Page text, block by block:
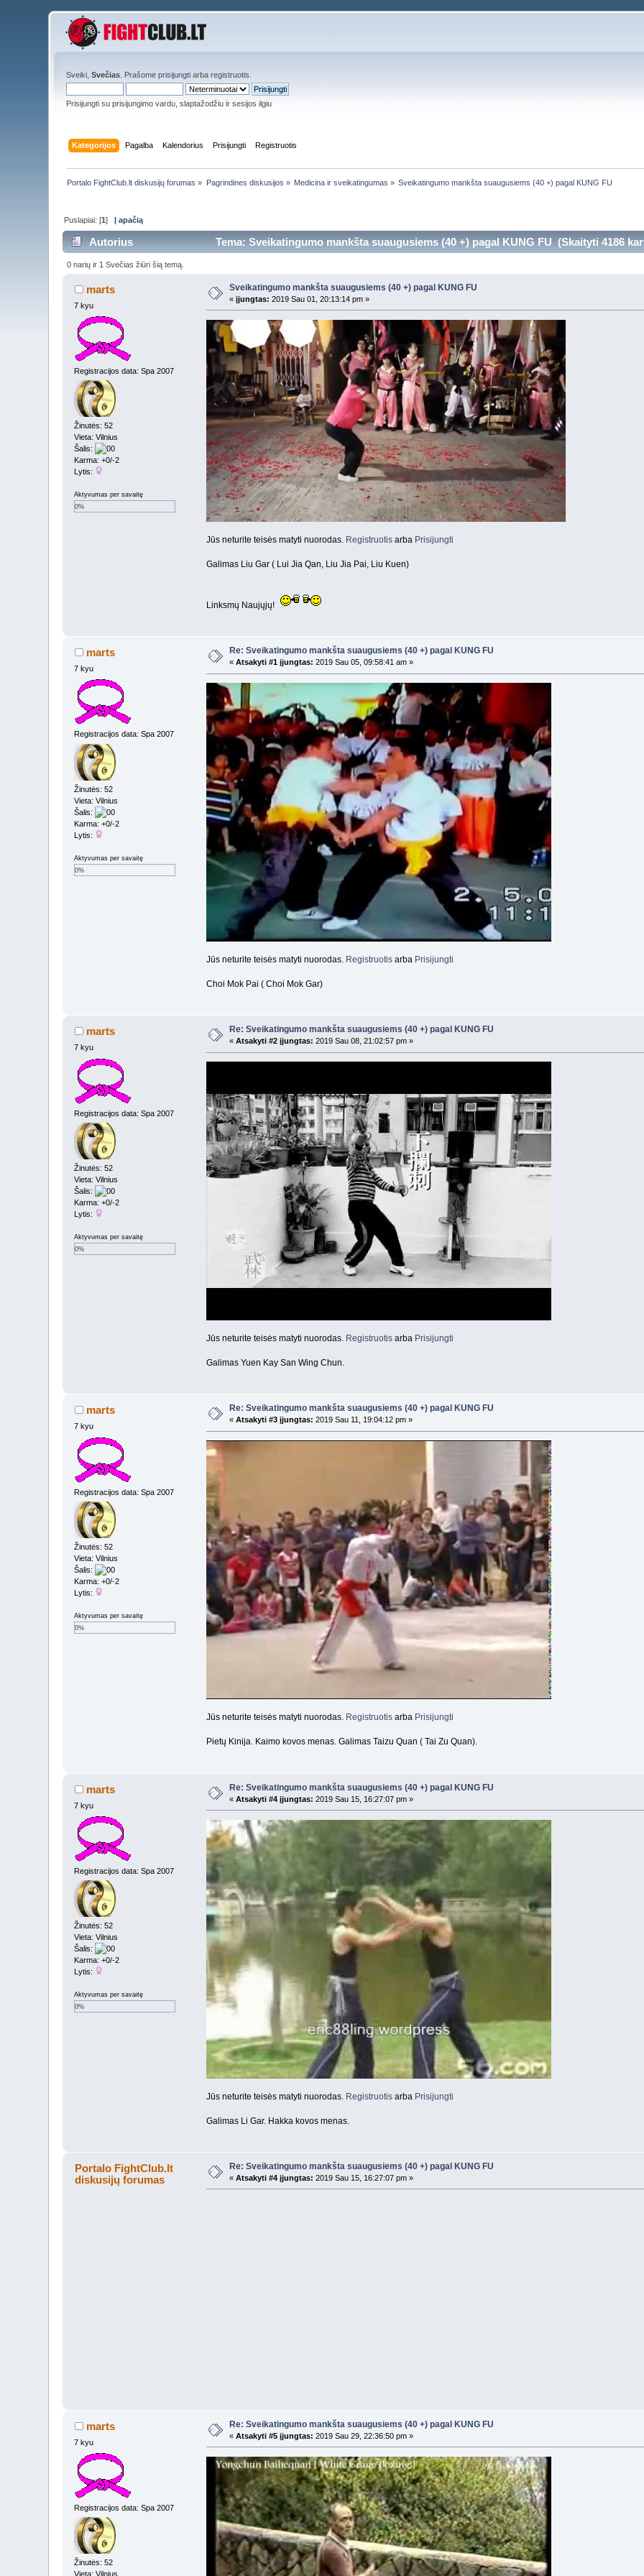
Sveiki,Svečias . Prašomeprisijungti arbaregistruotis
Prisijungti su prisijungimo vardu, slaptažodžiu ir sesijos ilgiu
Kategorijos Pagalba Kalendorius Prisijungti Registruotis
Portalo FightClub.lt diskusijų forumas » Pagrindines diskusijos » Medicina ir sveikatingumas » Sveikatingumo mankšta suaugusiems (40 +) pagal KUNG FU
Puslapiai: [1]Į apačią
Autorius Tema: Sveikatingumo mankšta suaugusiems (40 +) pagal KUNG FU (Skaityti 4186
0 narių ir 1 Svečias žiūri šią temą.
marts
7 kyu
Registracijos data: Spa 2007
Žinutės: 52
Vieta: Vilnius
Šalis:
Karma: +0/-2
Lytis:
Aktyvumas per savaitę
0%
Sveikatingumo mankšta suaugusiems (40 +) pagal KUNG FU
«įjungtas: 2019 Sau 01, 20:13:14 pm »
Jūs neturite teisės matyti nuorodas. Registruotisarba Prisijungti
Galimas Liu Gar ( Lui Jia Qan, Liu Jia Pai, Liu Kuen)
Linksmų Naujųjų!
marts
7 kyu
Registracijos data: Spa 2007
Žinutės: 52
Vieta: Vilnius
Šalis:
Karma: +0/-2
Lytis:
Aktyvumas per savaitę
0%
Re: Sveikatingumo mankšta suaugusiems (40 +) pagal KUNG FU
«Atsakyti #1 įjungtas: 2019 Sau 05, 09:58:41 am »
Jūs neturite teisės matyti nuorodas. Registruotisarba Prisijungti
Choi Mok Pai ( Choi Mok Gar)
marts
7 kyu
Registracijos data: Spa 2007
Žinutės: 52
Vieta: Vilnius
Šalis:
Karma: +0/-2
Lytis:
Aktyvumas per savaitę
0%
Re: Sveikatingumo mankšta suaugusiems (40 +) pagal KUNG FU
«Atsakyti #2 įjungtas: 2019 Sau 08, 21:02:57 pm »
Jūs neturite teisės matyti nuorodas. Registruotisarba Prisijungti
Galimas Yuen Kay San Wing Chun.
marts
7 kyu
Registracijos data: Spa 2007
Žinutės: 52
Vieta: Vilnius
Šalis:
Karma: +0/-2
Lytis:
Aktyvumas per savaitę
0%
Re: Sveikatingumo mankšta suaugusiems (40 +) pagal KUNG FU
«Atsakyti #3 įjungtas: 2019 Sau 11, 19:04:12 pm »
Jūs neturite teisės matyti nuorodas. Registruotisarba Prisijungti
Pietų Kinija. Kaimo kovos menas. Galimas Taizu Quan ( Tai Zu Quan).
marts
7 kyu
Registracijos data: Spa 2007
Žinutės: 52
Vieta: Vilnius
Šalis:
Karma: +0/-2
Lytis:
Aktyvumas per savaitę
0%
Re: Sveikatingumo mankšta suaugusiems (40 +) pagal KUNG FU
«Atsakyti #4 įjungtas: 2019 Sau 15, 16:27:07 pm »
Jūs neturite teisės matyti nuorodas. Registruotisarba Prisijungti
Galimas Li Gar. Hakka kovos menas.
Portalo FightClub.lt
diskusijų forumas
Re: Sveikatingumo mankšta suaugusiems (40 +) pagal KUNG FU
«Atsakyti #4 įjungtas: 2019 Sau 15, 16:27:07 pm »
marts
7 kyu
Registracijos data: Spa 2007
Žinutės: 52
Vieta: Vilnius
Re: Sveikatingumo mankšta suaugusiems (40 +) pagal KUNG FU
«Atsakyti #5 įjungtas: 2019 Sau 29, 22:36:50 pm »